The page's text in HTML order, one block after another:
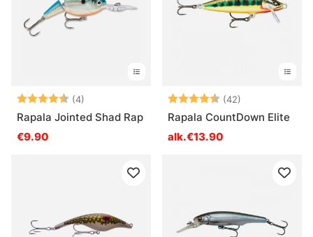
Arvio: (4)
4.8 5:sta tähdestä
Rapala Jointed Shad Rap
€9.90
Arvio: (42)
Rapala CountDown Elite
alk.€13.90